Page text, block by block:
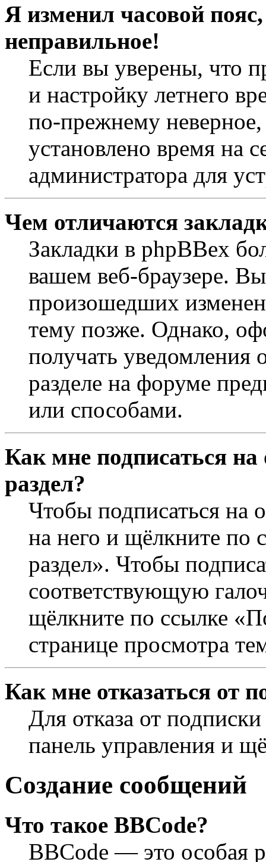
Я изменил часовой
неправильное!
Если вы уверены, что
и настройку летнего
по-прежнему неверное,
установлено время на
администратора для
Чем отличаются
Закладки в phpBBex
вашем веб-браузере.
произошедших
тему позже. Однако,
получать уведомления
разделе на форуме
или способами.
Как мне подписаться
раздел?
Чтобы подписаться на
на него и щёлкните по
раздел». Чтобы
соответствующую
щёлкните по ссылке
странице просмотра
Как мне отказаться от
Для отказа от
панель управления и
Создание сообщений
Что такое BBCode?
BBCode — это особая